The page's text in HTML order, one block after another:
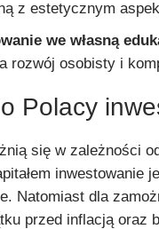
z estetycznym
we własną
rozwój osobisty i
Polacy
się w zależności
inwestowanie
Natomiast dla
przed inflacją oraz